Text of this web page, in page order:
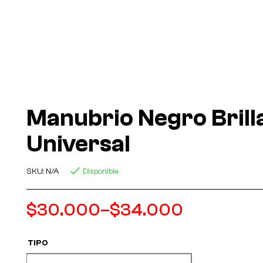
Manubrio Negro
Universal
SKU: N/A Disponible
$30.000–$34.000
TIPO